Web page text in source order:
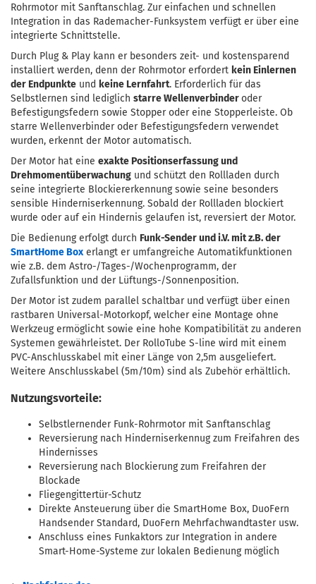
Rohrmotor mit Sanftanschlag. Zur einfachen und schnellen
Integration in das Rademacher-Funksystem verfügt er über eine
integrierte Schnittstelle.
Durch Plug & Play kann er besonders zeit- und kostensparend
installiert werden, denn der Rohrmotor erfordert kein Einlernen
der Endpunkte und keine Lernfahrt. Erforderlich für das
Selbstlernen sind lediglich starre Wellenverbinderoder
Befestigungsfedern sowie Stopper oder eine Stopperleiste. Ob
starre Wellenverbinder oder Befestigungsfedern verwendet
wurden, erkennt der Motor automatisch.
Der Motor hat eine exakte Positionserfassung und
Drehmomentüberwachung und schützt den Rollladen durch
seine integrierte Blockiererkennung sowie seine besonders
sensible Hinderniserkennung. Sobald der Rollladen blockiert
wurde oder auf ein Hindernis gelaufen ist, reversiert der Motor.
Die Bedienung erfolgt durch Funk-Sender und i.V. mit z.B. der
SmartHome Box erlangt er umfangreiche Automatikfunktionen
wie z.B. dem Astro-/Tages-/Wochenprogramm, der
Zufallsfunktion und der Lüftungs-/Sonnenposition.
Der Motor ist zudem parallel schaltbar und verfügt über einen
rastbaren Universal-Motorkopf, welcher eine Montage ohne
Werkzeug ermöglicht sowie eine hohe Kompatibilität zu anderen
Systemen gewährleistet. Der RolloTube S-line wird mit einem
PVC-Anschlusskabel mit einer Länge von 2,5m ausgeliefert.
Weitere Anschlusskabel (5m/10m) sind als Zubehör erhältlich.
Nutzungsvorteile:
Selbstlernender Funk-Rohrmotor mit Sanftanschlag
Reversierung nach Hinderniserkennug zum Freifahren des
Hindernisses
Reversierung nach Blockierung zum Freifahren der
Blockade
Fliegengittertür-Schutz
Direkte Ansteuerung über die SmartHome Box, DuoFern
Handsender Standard, DuoFern Mehrfachwandtaster usw.
Anschluss eines Funkaktors zur Integration in andere
Smart-Home-Systeme zur lokalen Bedienung möglich